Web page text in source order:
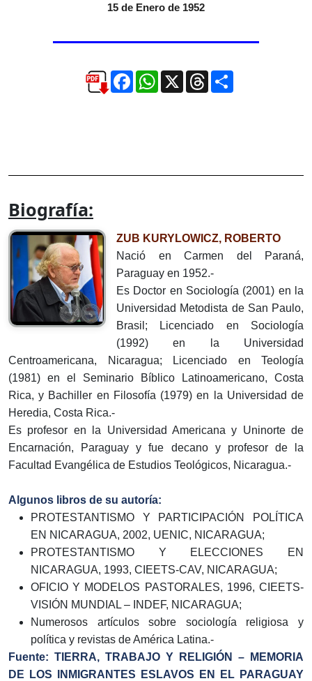
15 de Enero de 1952
FacebookWhatsApp
X ThreadsCompartir
Biografía:
ZUB KURYLOWICZ, ROBERTO
Nació en Carmen del Paraná,
Paraguay en 1952.-
Es Doctor en Sociología (2001) en la
Universidad Metodista de San Paulo,
Brasil; Licenciado en Sociología
(1992) en la Universidad
Centroamericana, Nicaragua; Licenciado en Teología
(1981) en el Seminario Bíblico Latinoamericano, Costa
Rica, y Bachiller en Filosofía (1979) en la Universidad de
Heredia, Costa Rica.-
Es profesor en la Universidad Americana y Uninorte de
Encarnación, Paraguay y fue decano y profesor de la
Facultad Evangélica de Estudios Teológicos, Nicaragua.-
Algunos libros de su autoría:
PROTESTANTISMO Y PARTICIPACIÓN POLÍTICA
EN NICARAGUA, 2002, UENIC, NICARAGUA;
PROTESTANTISMO Y ELECCIONES EN
NICARAGUA, 1993, CIEETS-CAV, NICARAGUA;
OFICIO Y MODELOS PASTORALES, 1996, CIEETS-
VISIÓN MUNDIAL – INDEF, NICARAGUA;
Numerosos artículos sobre sociología religiosa y
política y revistas de América Latina.-
Fuente: TIERRA, TRABAJO Y RELIGIÓN – MEMORIA
DE LOS INMIGRANTES ESLAVOS EN EL PARAGUAY